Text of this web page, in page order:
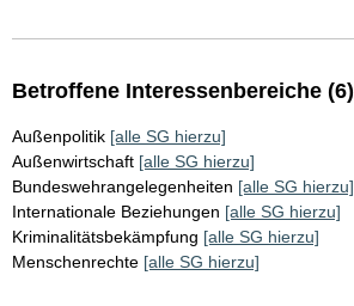
Betroffene Interessenbereiche (6)
Außenpolitik [alle SG hierzu]
Außenwirtschaft [alle SG hierzu]
Bundeswehrangelegenheiten [alle SG hierzu]
Internationale Beziehungen [alle SG hierzu]
Kriminalitätsbekämpfung [alle SG hierzu]
Menschenrechte [alle SG hierzu]